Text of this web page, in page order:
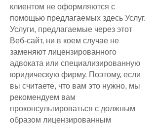
клиентом не оформляются с
помощью предлагаемых здесь Услуг.
Услуги, предлагаемые через этот
Веб-сайт, ни в коем случае не
заменяют лицензированного
адвоката или специализированную
юридическую фирму. Поэтому, если
вы считаете, что вам это нужно, мы
рекомендуем вам
проконсультироваться с должным
образом лицензированным